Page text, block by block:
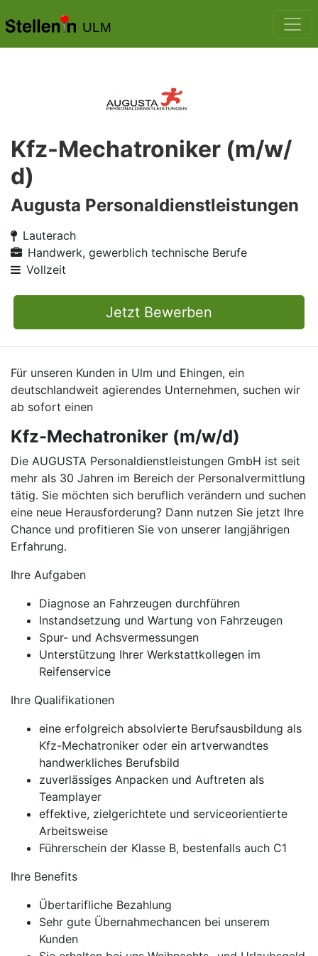
ULM
Kfz-Mechatroniker (m/w/
d)
Augusta Personaldienstleistungen
Lauterach
Handwerk, gewerblich technische Berufe
Vollzeit
Jetzt Bewerben
Für unseren Kunden in Ulm und Ehingen, ein
deutschlandweit agierendes Unternehmen, suchen wir
ab sofort einen
Kfz-Mechatroniker (m/w/d)
Die AUGUSTA Personaldienstleistungen GmbH ist seit
mehr als 30 Jahren im Bereich der Personalvermittlung
tätig. Sie möchten sich beruflich verändern und suchen
eine neue Herausforderung? Dann nutzen Sie jetzt Ihre
Chance und profitieren Sie von unserer langjährigen
Erfahrung.
Ihre Aufgaben
Diagnose an Fahrzeugen durchführen
Instandsetzung und Wartung von Fahrzeugen
Spur- und Achsvermessungen
Unterstützung Ihrer Werkstattkollegen im
Reifenservice
Ihre Qualifikationen
eine erfolgreich absolvierte Berufsausbildung als
Kfz-Mechatroniker oder ein artverwandtes
handwerkliches Berufsbild
zuverlässiges Anpacken und Auftreten als
Teamplayer
effektive, zielgerichtete und serviceorientierte
Arbeitsweise
Führerschein der Klasse B, bestenfalls auch C1
Ihre Benefits
Übertarifliche Bezahlung
Sehr gute Übernahmechancen bei unserem
Kunden